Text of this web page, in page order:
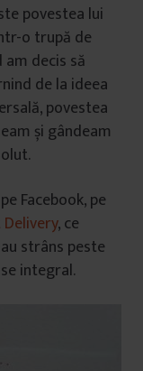
povestea lui
o trupă de
am decis să
de la ideea
povestea
și gândeam
Facebook, pe
, ce
strâns peste
integral.